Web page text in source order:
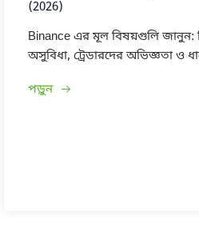
(2026)
Binance এর মূল বিষয়গুলি জানুন:
অসুবিধা, ট্রেডারদের অভিজ্ঞতা ও
পড়ুন